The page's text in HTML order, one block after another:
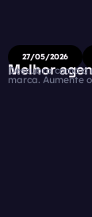
27/05/2026
Melhor
Descubra como
marca. Aumente